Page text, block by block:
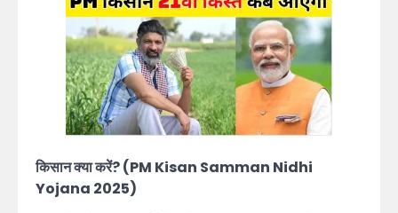
किसान क्या करें? (PM Kisan Samman Nidhi
Yojana 2025)